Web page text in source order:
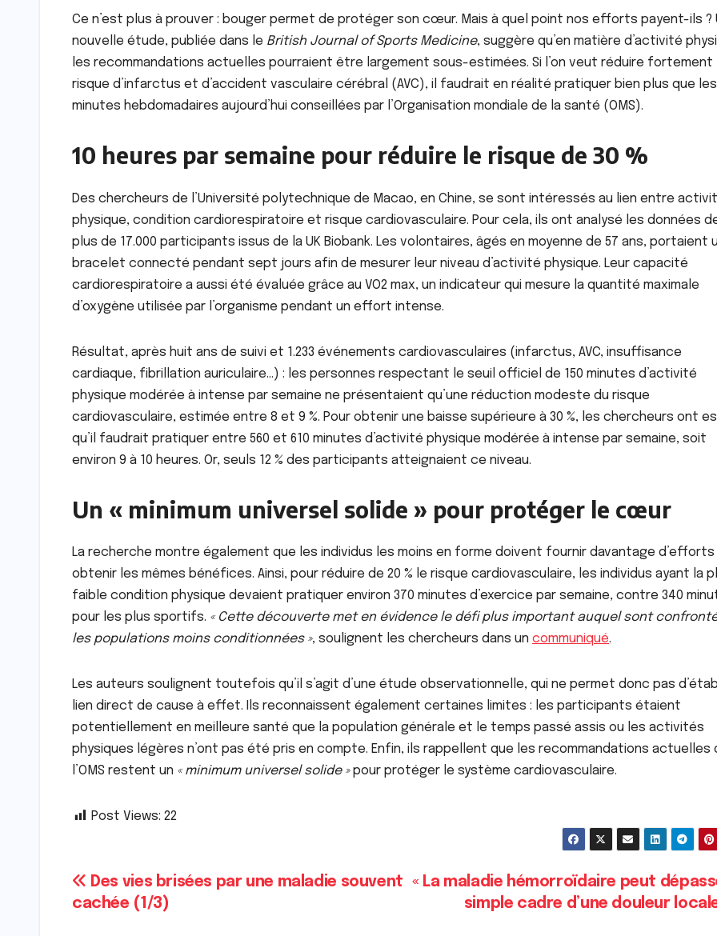
Ce n’est plus à prouver : bouger permet de protéger son cœur. Mais à quel point nos efforts payent-ils ?
nouvelle étude, publiée dans le British Journal of Sports Medicine, suggère qu’en matière d’activité
les recommandations actuelles pourraient être largement sous-estimées. Si l’on veut réduire fortement
risque d’infarctus et d’accident vasculaire cérébral (AVC), il faudrait en réalité pratiquer bien plus que les
minutes hebdomadaires aujourd’hui conseillées par l’Organisation mondiale de la santé (OMS).
10 heures par semaine pour réduire le risque de 30 %
Des chercheurs de l’Université polytechnique de Macao, en Chine, se sont intéressés au lien entre
physique, condition cardiorespiratoire et risque cardiovasculaire. Pour cela, ils ont analysé les données
plus de 17.000 participants issus de la UK Biobank. Les volontaires, âgés en moyenne de 57 ans, portaient
bracelet connecté pendant sept jours afin de mesurer leur niveau d’activité physique. Leur capacité
cardiorespiratoire a aussi été évaluée grâce au VO2 max, un indicateur qui mesure la quantité maximale
d’oxygène utilisée par l’organisme pendant un effort intense.
Résultat, après huit ans de suivi et 1.233 événements cardiovasculaires (infarctus, AVC, insuffisance
cardiaque, fibrillation auriculaire…) : les personnes respectant le seuil officiel de 150 minutes d’activité
physique modérée à intense par semaine ne présentaient qu’une réduction modeste du risque
cardiovasculaire, estimée entre 8 et 9 %. Pour obtenir une baisse supérieure à 30 %, les chercheurs ont
qu’il faudrait pratiquer entre 560 et 610 minutes d’activité physique modérée à intense par semaine, soit
environ 9 à 10 heures. Or, seuls 12 % des participants atteignaient ce niveau.
Un « minimum universel solide » pour protéger le cœur
La recherche montre également que les individus les moins en forme doivent fournir davantage d’efforts
obtenir les mêmes bénéfices. Ainsi, pour réduire de 20 % le risque cardiovasculaire, les individus ayant la
faible condition physique devaient pratiquer environ 370 minutes d’exercice par semaine, contre 340
pour les plus sportifs. « Cette découverte met en évidence le défi plus important auquel sont
les populations moins conditionnées », soulignent les chercheurs dans un communiqué.
Les auteurs soulignent toutefois qu’il s’agit d’une étude observationnelle, qui ne permet donc pas
lien direct de cause à effet. Ils reconnaissent également certaines limites : les participants étaient
potentiellement en meilleure santé que la population générale et le temps passé assis ou les activités
physiques légères n’ont pas été pris en compte. Enfin, ils rappellent que les recommandations actuelles
l’OMS restent un « minimum universel solide »pour protéger le système cardiovasculaire.
Post Views: 22
Navigation
« La maladie hémorroïdaire peut
simple cadre d’une douleur
Des vies brisées par une maladie souvent
cachée (1/3)
FAITS DIVERS
SOCIETE
Aby Ndour inculpée
sociaux et placée
sous liberté
provisoire
AOÛT 6, 2026
FAITS DIVERS
Keur
10
vire au
prison